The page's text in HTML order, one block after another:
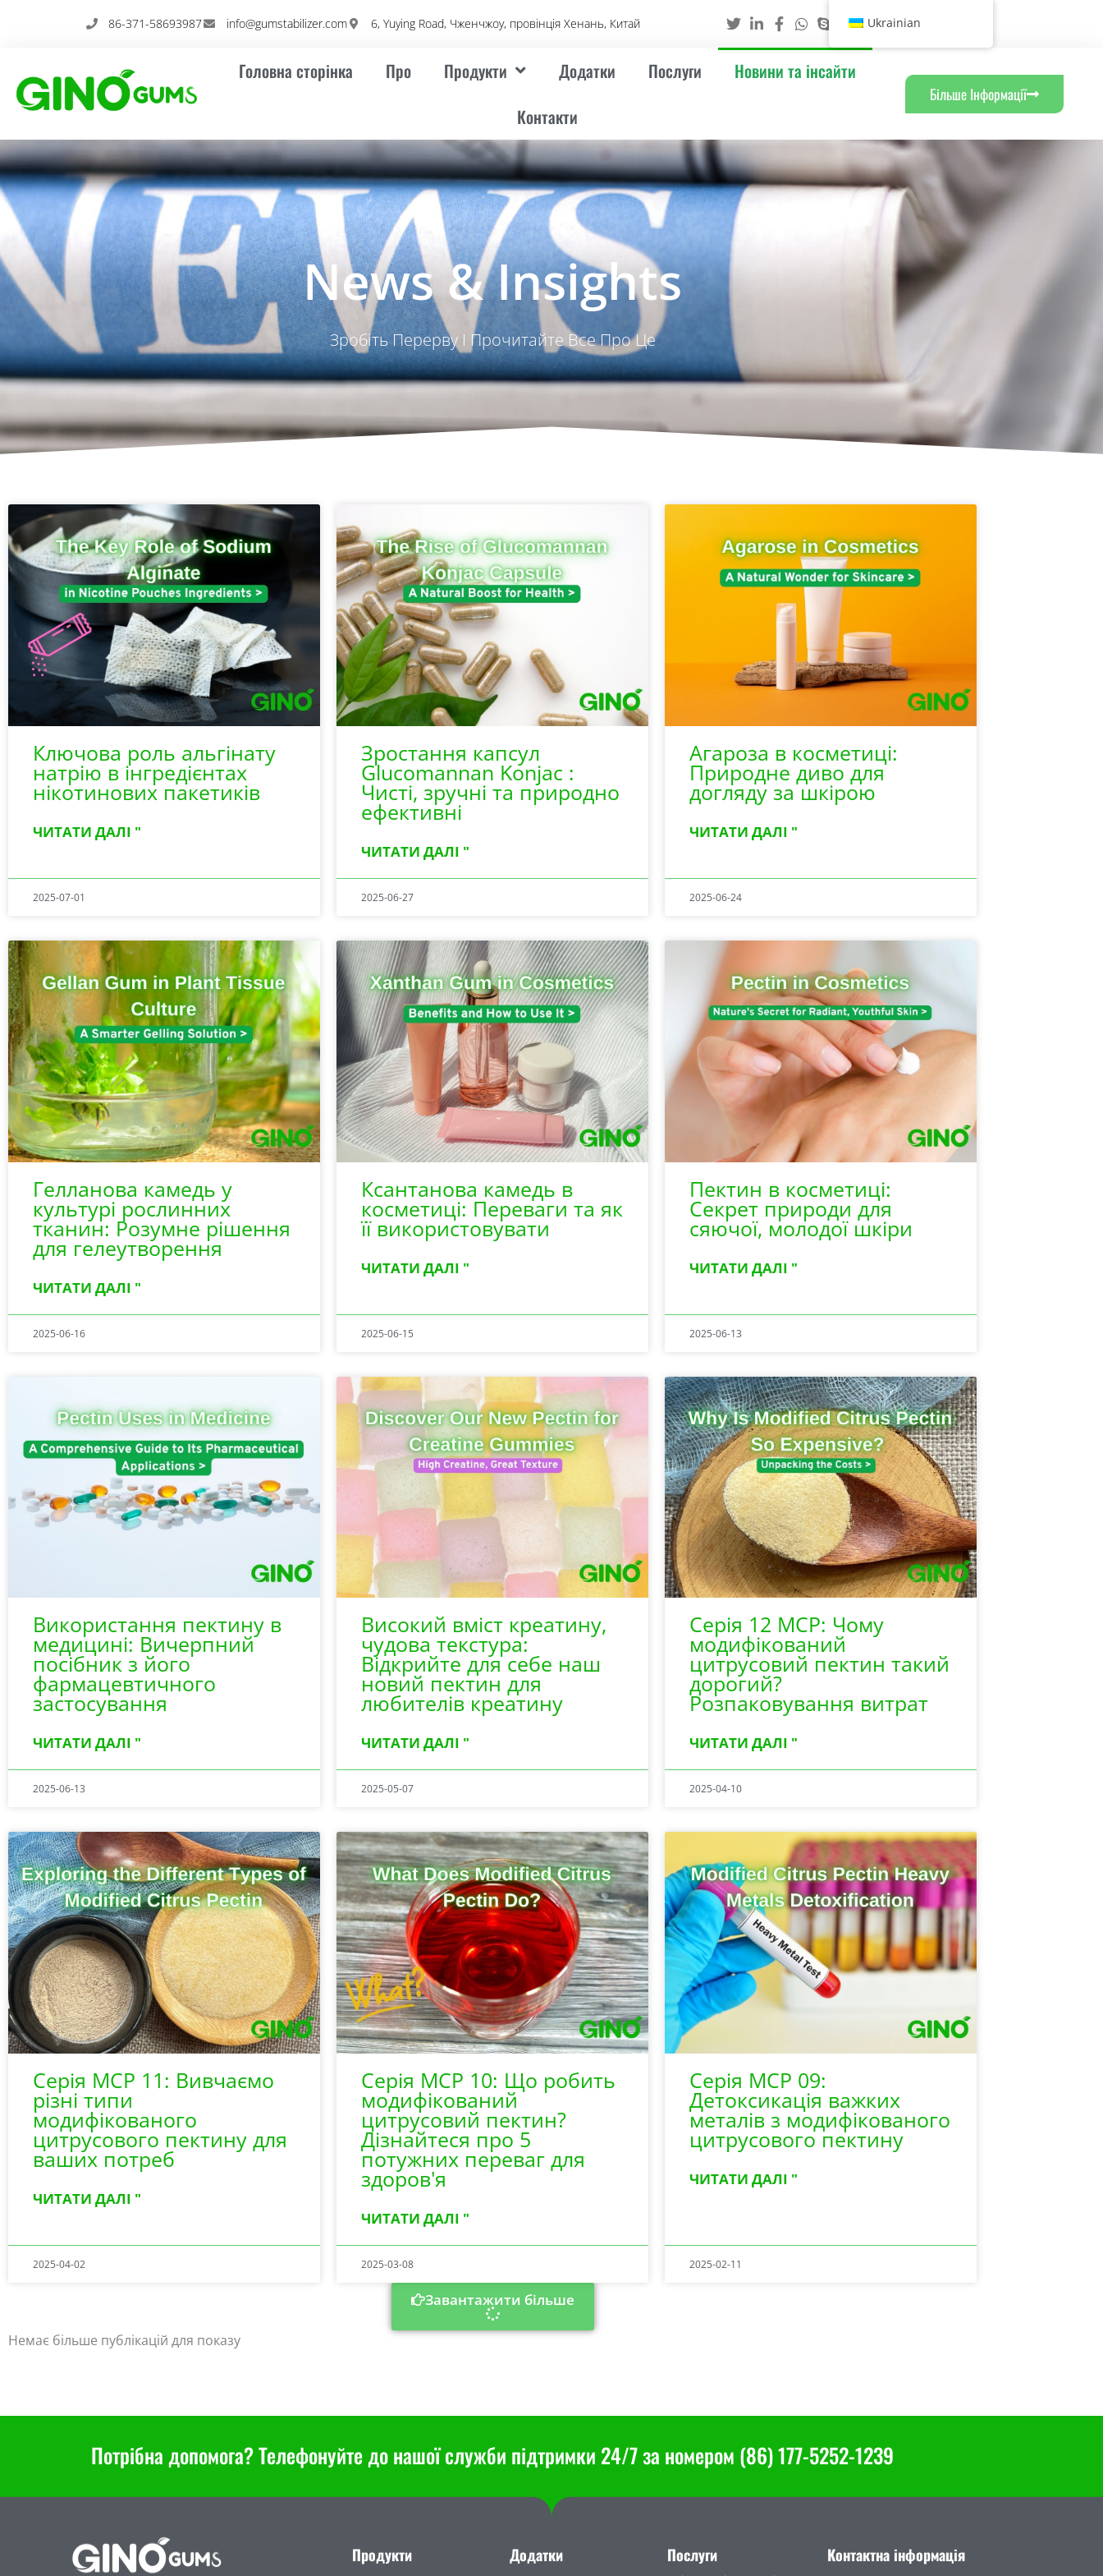
86-371-58693987 info@gumstabilizer.com 6, Yuying Road, Чженчжоу, провінція Хенань, Китай
Головна сторінка Про Продукти Додатки Послуги
Новини та інсайти
Контакти
Більше Інформації
News & Insights
Зробіть Перерву І Прочитайте Все Про Це
Ключова роль альгінату
натрію в інгредієнтах
нікотинових пакетиків
ЧИТАТИ ДАЛІ "
2025-07-01
Зростання капсул
Glucomannan Konjac :
Чисті, зручні та природно
ефективні
ЧИТАТИ ДАЛІ "
2025-06-27
Агароза в косметиці:
Природне диво для
догляду за шкірою
ЧИТАТИ ДАЛІ "
2025-06-24
Гелланова камедь у
культурі рослинних
тканин: Розумне рішення
для гелеутворення
ЧИТАТИ ДАЛІ "
2025-06-16
Ксантанова камедь в
косметиці: Переваги та як
її використовувати
ЧИТАТИ ДАЛІ "
2025-06-15
Пектин в косметиці:
Секрет природи для
сяючої, молодої шкіри
ЧИТАТИ ДАЛІ "
2025-06-13
Використання пектину в
медицині: Вичерпний
посібник з його
фармацевтичного
застосування
ЧИТАТИ ДАЛІ "
2025-06-13
Високий вміст креатину,
чудова текстура:
Відкрийте для себе наш
новий пектин для
любителів креатину
ЧИТАТИ ДАЛІ "
2025-05-07
Серія 12 MCP: Чому
модифікований
цитрусовий пектин такий
дорогий?
Розпаковування витрат
ЧИТАТИ ДАЛІ "
2025-04-10
Серія MCP 11: Вивчаємо
різні типи
модифікованого
цитрусового пектину для
ваших потреб
ЧИТАТИ ДАЛІ "
2025-04-02
Серія MCP 10: Що робить
модифікований
цитрусовий пектин?
Дізнайтеся про 5
потужних переваг для
здоров'я
ЧИТАТИ ДАЛІ "
2025-03-08
Серія MCP 09:
Детоксикація важких
металів з модифікованого
цитрусового пектину
ЧИТАТИ ДАЛІ "
2025-02-11
Завантажити більше
Немає більше публікацій для показу
Потрібна допомога? Телефонуйте до нашої служби підтримки 24/7 за номером (86) 177-5252-1239
Продукти Додатки Послуги Контактна інформація
Ukrainian